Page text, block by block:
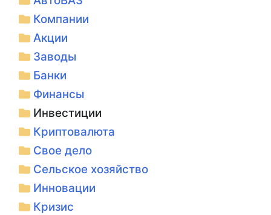
Компании
Акции
Заводы
Банки
Финансы
Инвестиции
Криптовалюта
Свое дело
Сельское хозяйство
Инновации
Кризис